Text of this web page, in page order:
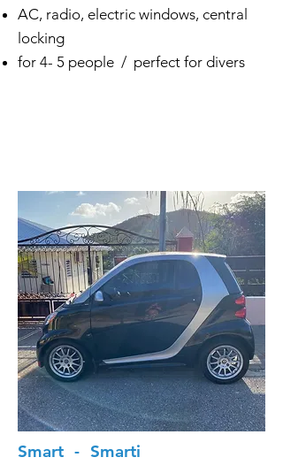
AC, radio, electric windows, central
locking
for 4- 5 people / perfect for divers
Smart - Smarti